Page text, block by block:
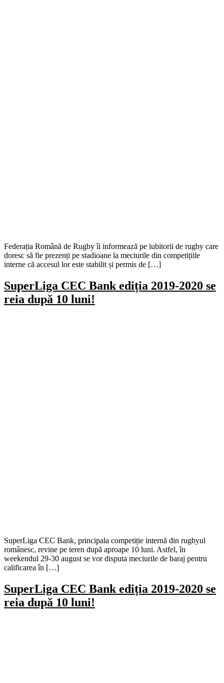
Federația Română de Rugby îi informează pe iubitorii de rugby care
doresc să fie prezenți pe stadioane la meciurile din competițiile
interne că accesul lor este stabilit și permis de […]
SuperLiga CEC Bank ediția 2019-2020 se
reia după 10 luni!
SuperLiga CEC Bank, principala competiție internă din rugbyul
românesc, revine pe teren după aproape 10 luni. Astfel, în
weekendul 29-30 august se vor disputa meciurile de baraj pentru
calificarea în […]
SuperLiga CEC Bank ediția 2019-2020 se
reia după 10 luni!